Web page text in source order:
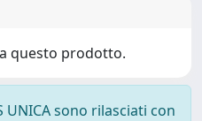
questo prodotto.
sono rilasciati con